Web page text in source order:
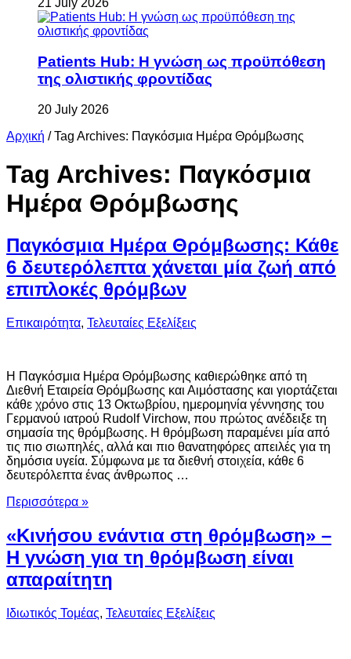
21 July 2026
Patients Hub: Η γνώση ως προϋπόθεση
της ολιστικής φροντίδας
20 July 2026
Αρχική / Tag Archives: Παγκόσμια Ημέρα Θρόμβωσης
Tag Archives: Παγκόσμια
Ημέρα Θρόμβωσης
Παγκόσμια Ημέρα Θρόμβωσης: Κάθε
6 δευτερόλεπτα χάνεται μία ζωή από
επιπλοκές θρόμβων
Επικαιρότητα, Τελευταίες Εξελίξεις
Η Παγκόσμια Ημέρα Θρόμβωσης καθιερώθηκε από τη
Διεθνή Εταιρεία Θρόμβωσης και Αιμόστασης και γιορτάζεται
κάθε χρόνο στις 13 Οκτωβρίου, ημερομηνία γέννησης του
Γερμανού ιατρού Rudolf Virchow, που πρώτος ανέδειξε τη
σημασία της θρόμβωσης. Η θρόμβωση παραμένει μία από
τις πιο σιωπηλές, αλλά και πιο θανατηφόρες απειλές για τη
δημόσια υγεία. Σύμφωνα με τα διεθνή στοιχεία, κάθε 6
δευτερόλεπτα ένας άνθρωπος …
Περισσότερα »
«Κινήσου ενάντια στη θρόμβωση» –
Η γνώση για τη θρόμβωση είναι
απαραίτητη
Ιδιωτικός Τομέας, Τελευταίες Εξελίξεις